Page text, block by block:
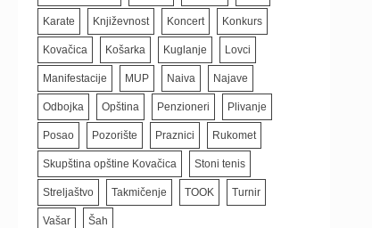
Karate Književnost Koncert Konkurs
Kovačica Košarka Kuglanje Lovci
Manifestacije MUP Naiva Najave
Odbojka Opština Penzioneri Plivanje
Posao Pozorište Praznici Rukomet
Skupština opštine Kovačica Stoni tenis
Streljaštvo Takmičenje TOOK Turnir
Vašar Šah